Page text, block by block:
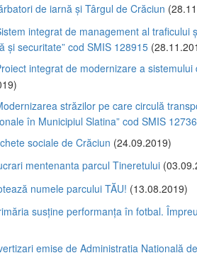
de iarnă și Târgul de Crăciun
integrat de management al traficului
și securitate” cod SMIS 128915
integrat de modernizare a
străzilor pe care circulă
în Municipiul Slatina” cod SMIS
sociale de Crăciun (24.09.2019)
mentenanta parcul Tineretului
numele parcului TĂU! (13.08.2019)
susține performanța în fotbal.
emise de Administrația Națională